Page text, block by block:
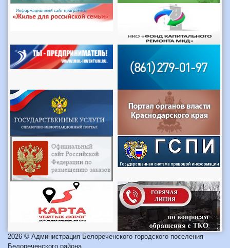
2026 © Администрация Белореченского городского поселения
Белореченского района.